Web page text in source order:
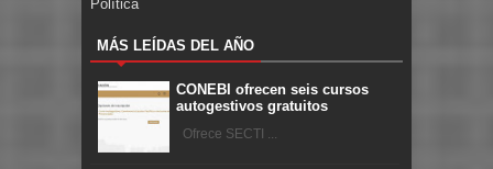
Política
MÁS LEÍDAS DEL AÑO
CONEBI ofrecen seis cursos
autogestivos gratuitos
Ofrece SECTI ...